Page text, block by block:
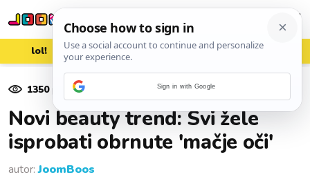
lol! aww vrh! woot?!
1350pregleda
Novi beauty trend: Svi žele
isprobati obrnute 'mačje oči'
autor:JoomBoos
Sign in with Google